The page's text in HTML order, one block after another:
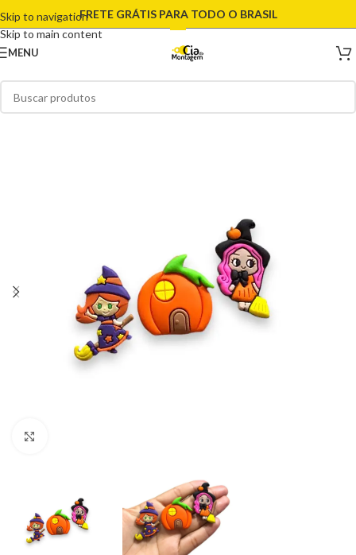
Skip to navigation
Skip to main content
FRETE GRÁTIS PARA TODO O BRASIL
MENU